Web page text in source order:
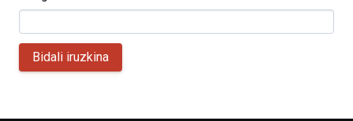
Bidali iruzkina